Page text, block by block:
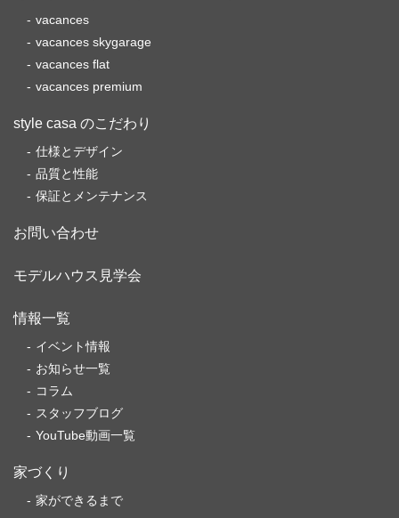
vacances
vacances skygarage
vacances flat
vacances premium
style casa のこだわり
仕様とデザイン
品質と性能
保証とメンテナンス
お問い合わせ
モデルハウス見学会
情報一覧
イベント情報
お知らせ一覧
コラム
スタッフブログ
YouTube動画一覧
家づくり
家ができるまで